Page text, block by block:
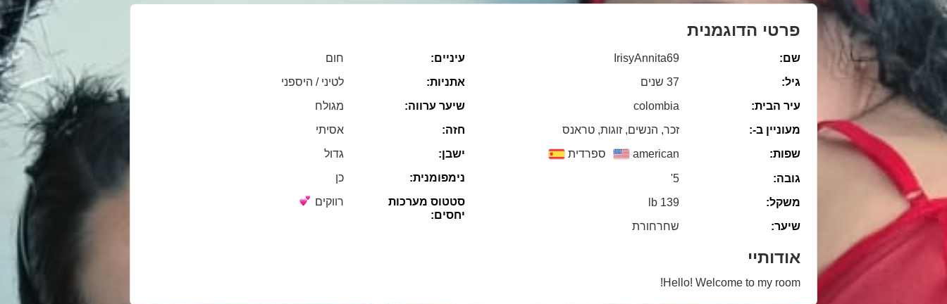
פרטי הדוגמנית
שם:
IrisyAnnita69
גיל:
37 שנים
עיר הבית:
colombia
מעוניין ב-:
זכר, הנשים, זוגות, טראנס
שפות:
american ספרדית
גובה:
5'
משקל:
139 lb
שיער:
שחרחורת
עיניים:
חום
אתניות:
לטיני / היספני
שיער ערווה:
מגולח
חזה:
אסיתי
ישבן:
גדול
נימפומנית:
כן
סטטוס מערכות
יחסים:
רווקים
אודותיי
Hello! Welcome to my room!